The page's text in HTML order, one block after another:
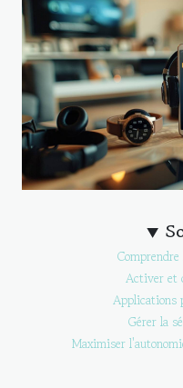
Activer et
Applications
Gérer la
Maximiser